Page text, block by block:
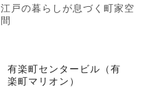
江戸の暮らしが息づく町家空
間
有楽町センタービル（有
楽町マリオン）